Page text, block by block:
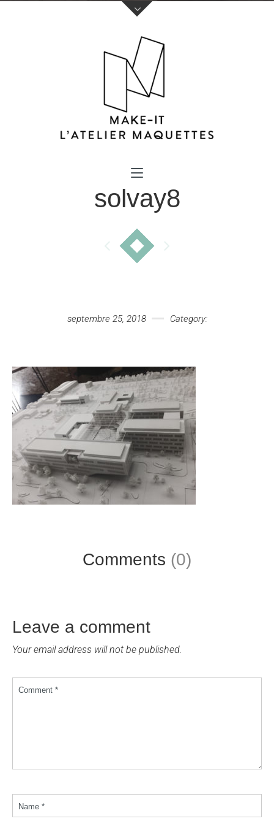
Votre nom (obligatoire)
Votre e-mail (obligatoire)
Votre message
solvay8
septembre 25, 2018 Category:
Comments (0)
Leave a comment
Your email address will not be published.
Comment *
Name *